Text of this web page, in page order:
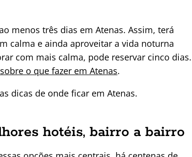
menos três dias em Atenas. Assim, terá
calma e ainda aproveitar a vida noturna
com mais calma, pode reservar cinco dias.
o que fazer em Atenas.
dicas de onde ficar em Atenas.
hotéis, bairro a bairro